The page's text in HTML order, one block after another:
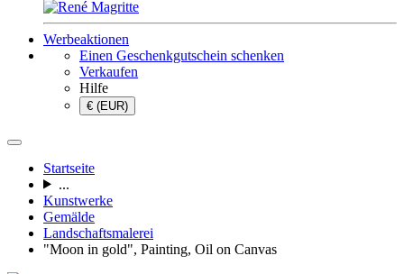
Werbeaktionen
Einen Geschenkgutschein schenken
Verkaufen
Hilfe
€ (EUR)
Startseite
...
Kunstwerke
Gemälde
Landschaftsmalerei
"Moon in gold", Painting, Oil on Canvas